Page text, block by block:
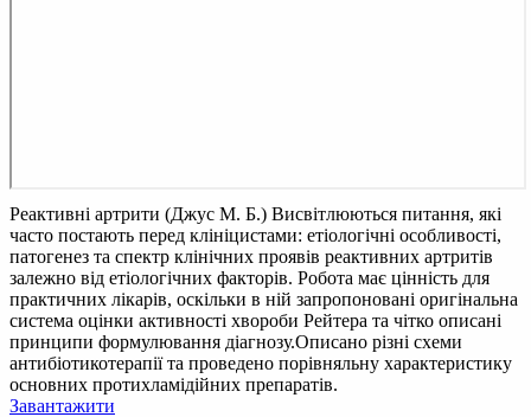
Реактивні артрити (Джус М. Б.) Висвітлюються питання, які
часто постають перед клініцистами: етіологічні особливості,
патогенез та спектр клінічних проявів реактивних артритів
залежно від етіологічних факторів. Робота має цінність для
практичних лікарів, оскільки в ній запропоновані оригінальна
система оцінки активності хвороби Рейтера та чітко описані
принципи формулювання діагнозу.Описано різні схеми
антибіотикотерапії та проведено порівняльну характеристику
основних протихламідійних препаратів.
Завантажити